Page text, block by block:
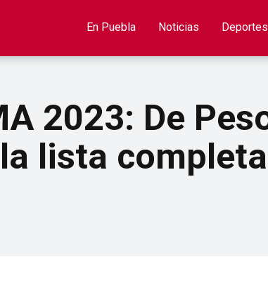
En Puebla Noticias Deportes
2023: De
lista